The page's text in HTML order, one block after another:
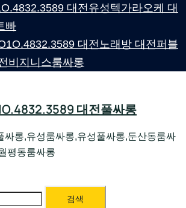
대전유성텍가라오케 대
빠
대전노래방 대전퍼블
비지니스룸싸롱
대전풀싸롱
싸롱,유성룸싸롱,유성풀싸롱,둔산동룸싸
평동룸싸롱